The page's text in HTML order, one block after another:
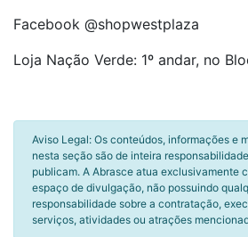
Facebook @shopwestplaza
Loja Nação Verde: 1º andar, no
Aviso Legal: Os conteúdos, informações e
nesta seção são de inteira
publicam. A Abrasce atua exclusivamente
espaço de divulgação, não possuindo
responsabilidade sobre a contratação,
serviços, atividades ou atrações